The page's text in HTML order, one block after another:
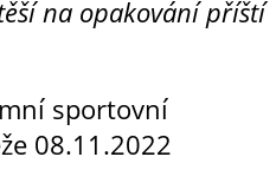
na opakování příští
sportovní
08.11.2022